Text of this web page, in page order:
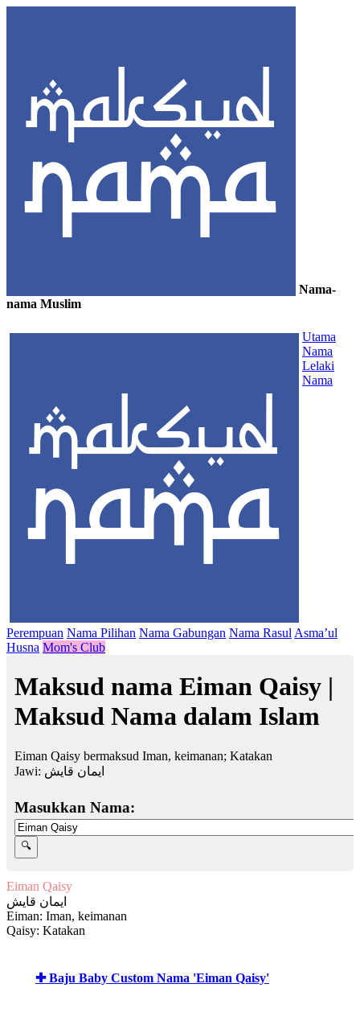
Nama-
nama Muslim
Utama
Nama
Lelaki
Nama
Perempuan Nama Pilihan Nama Gabungan Nama Rasul Asma’ul
Husna Mom's Club
Maksud nama Eiman Qaisy |
Maksud Nama dalam Islam
Eiman Qaisy bermaksud Iman, keimanan; Katakan
Jawi: ايمان قايش
Masukkan Nama:
Eiman Qaisy
ايمان قايش
Eiman: Iman, keimanan
Qaisy: Katakan
✚ Baju Baby Custom Nama 'Eiman Qaisy'